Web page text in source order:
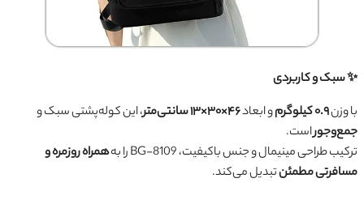
✨ سبک و کاربردی
با وزن۰.۹ کیلوگرم و ابعاد۴۶×۳۰×۱۳ سانتی‌متر
، این کوله‌پشتی سبک و
جمع‌وجوراست.
ترکیب طراحی مینیمال و جنس باکیفیت، BG-8109 را به
همراه روزمره و
مسافرتی مطمئنتبدیل می‌کند.